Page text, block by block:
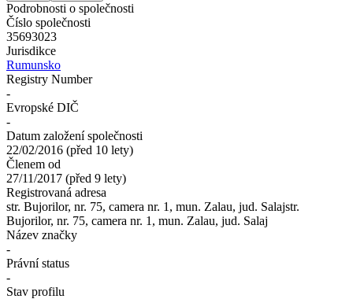
Podrobnosti o společnosti
Číslo společnosti
35693023
Jurisdikce
Rumunsko
Registry Number
-
Evropské DIČ
-
Datum založení společnosti
22/02/2016 (před 10 lety)
Členem od
27/11/2017 (před 9 lety)
Registrovaná adresa
str. Bujorilor, nr. 75, camera nr. 1, mun. Zalau, jud. Salajstr.
Bujorilor, nr. 75, camera nr. 1, mun. Zalau, jud. Salaj
Název značky
-
Právní status
-
Stav profilu